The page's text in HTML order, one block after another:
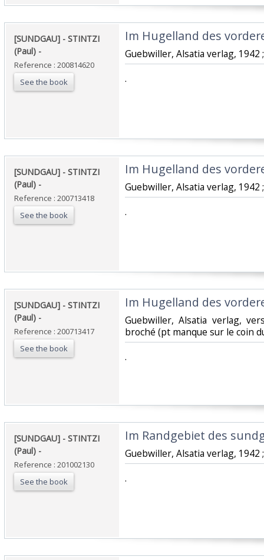
‎[SUNDGAU] - STINTZI
(Paul) - ‎
Reference : 200814620
See the book
‎Im Hugelland des
‎Guebwiller, Alsatia verlag,
‎.‎
‎[SUNDGAU] - STINTZI
(Paul) - ‎
Reference : 200713418
See the book
‎Im Hugelland des
‎Guebwiller, Alsatia verlag,
‎.‎
‎[SUNDGAU] - STINTZI
(Paul) - ‎
Reference : 200713417
See the book
‎Im Hugelland des
‎Guebwiller, Alsatia verlag,
broché (pt manque sur le coin
‎.‎
‎[SUNDGAU] - STINTZI
(Paul) - ‎
Reference : 201002130
See the book
‎Im Randgebiet des
‎Guebwiller, Alsatia verlag,
‎.‎